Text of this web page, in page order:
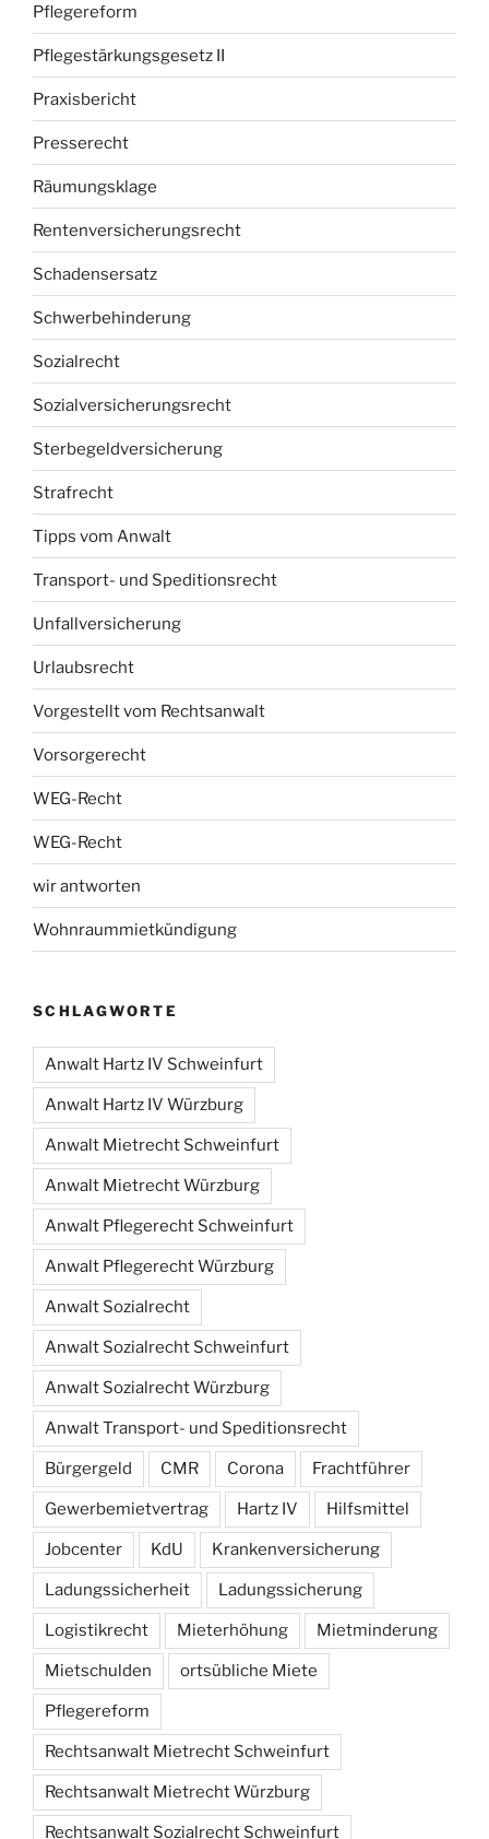
Pflegereform
Pflegestärkungsgesetz II
Praxisbericht
Presserecht
Räumungsklage
Rentenversicherungsrecht
Schadensersatz
Schwerbehinderung
Sozialrecht
Sozialversicherungsrecht
Sterbegeldversicherung
Strafrecht
Tipps vom Anwalt
Transport- und Speditionsrecht
Unfallversicherung
Urlaubsrecht
Vorgestellt vom Rechtsanwalt
Vorsorgerecht
WEG-Recht
WEG-Recht
wir antworten
Wohnraummietkündigung
SCHLAGWORTE
Anwalt Hartz IV Schweinfurt
Anwalt Hartz IV Würzburg
Anwalt Mietrecht Schweinfurt
Anwalt Mietrecht Würzburg
Anwalt Pflegerecht Schweinfurt
Anwalt Pflegerecht Würzburg
Anwalt Sozialrecht
Anwalt Sozialrecht Schweinfurt
Anwalt Sozialrecht Würzburg
Anwalt Transport- und Speditionsrecht
Bürgergeld CMR Corona Frachtführer
Gewerbemietvertrag Hartz IV Hilfsmittel
Jobcenter KdU Krankenversicherung
Ladungssicherheit Ladungssicherung
Logistikrecht Mieterhöhung Mietminderung
Mietschulden ortsübliche Miete
Pflegereform
Rechtsanwalt Mietrecht Schweinfurt
Rechtsanwalt Mietrecht Würzburg
Rechtsanwalt Sozialrecht Schweinfurt